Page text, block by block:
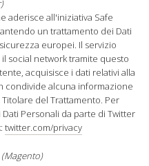
aderisce all'iniziativa Safe
un trattamento dei Dati
europei. Il servizio
social network tramite questo
acquisisce i dati relativi alla
condivide alcuna informazione
del Trattamento. Per
Personali da parte di Twitter
twitter.com/privacy